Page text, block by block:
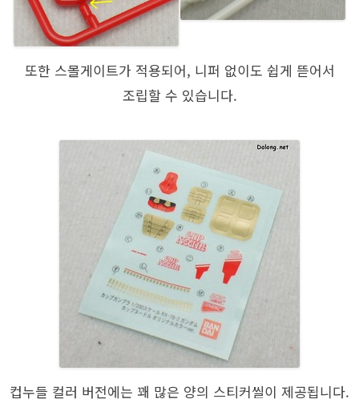
또한 스몰게이트가 적용되어, 니퍼 없이도 쉽게 뜯어서
조립할 수 있습니다.
컵누들 컬러 버전에는 꽤 많은 양의 스티커씰이 제공됩니다.